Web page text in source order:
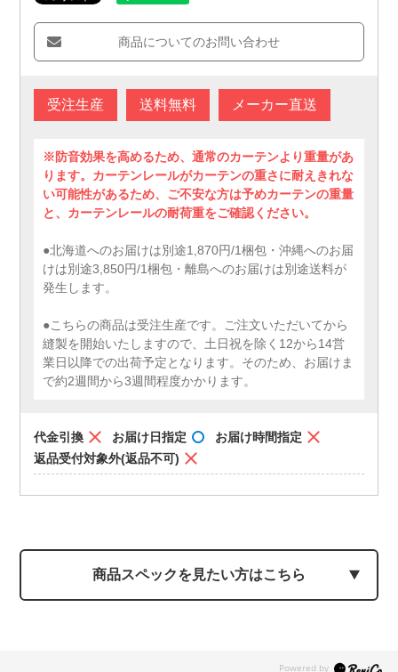
商品についてのお問い合わせ
受注生産 送料無料 メーカー直送
※防音効果を高めるため、通常のカーテンより重量があ
ります。カーテンレールがカーテンの重さに耐えきれな
い可能性があるため、ご不安な方は予めカーテンの重量
と、カーテンレールの耐荷重をご確認ください。
●北海道へのお届けは別途1,870円/1梱包・沖縄へのお届
けは別途3,850円/1梱包・離島へのお届けは別途送料が
発生します。
●こちらの商品は受注生産です。ご注文いただいてから
縫製を開始いたしますので、土日祝を除く12から14営
業日以降での出荷予定となります。そのため、お届けま
で約2週間から3週間程度かかります。
代金引換 お届け日指定
お届け時間指定
返品受付対象外(返品不可)
商品スペックを見たい方はこちら